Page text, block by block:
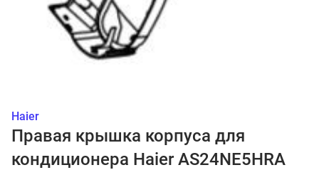
Haier
Правая крышка корпуса для
кондиционера Haier AS24NE5HRA